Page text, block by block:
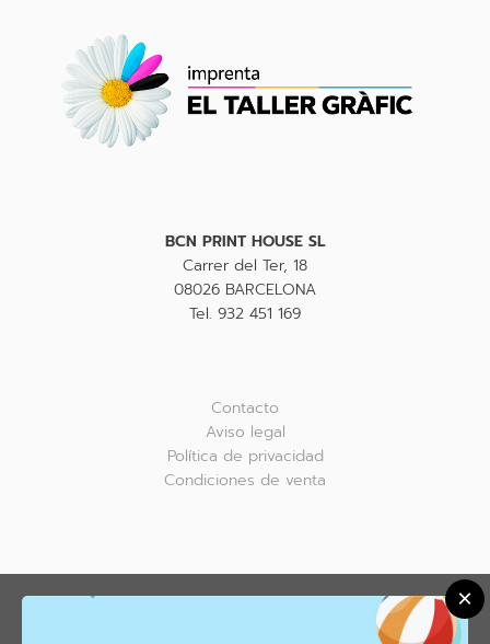
BCN PRINT HOUSE SL
Carrer del Ter, 18
08026 BARCELONA
Tel. 932 451 169
Contacto
Aviso legal
Política de privacidad
Condiciones de venta
×